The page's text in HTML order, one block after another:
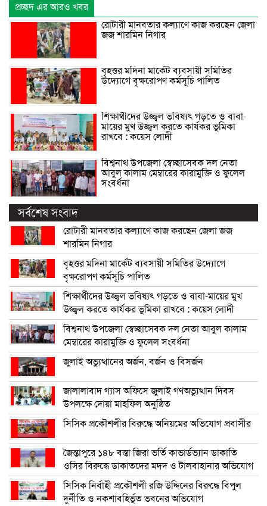
প্রচ্ছদ এর আরও খবর
রোটারী মানবতার কল্যাণে কাজ করছেন জেলা
জজ শারমিন নিগার
বৃহত্তর মদিনা মার্কেট ব্যবসায়ী সমিতির
উদ্যোগে বৃক্ষরোপণ কর্মসূচি পালিত
শিক্ষার্থীদের উজ্জ্বল ভবিষ্যৎ গড়তে ও বাবা-
মায়ের মুখ উজ্জ্বল করতে কার্যকর ভূমিকা
রাখবে : কয়েস লোদী
বিশ্বনাথ উপজেলা স্বেচ্ছাসেবক দল নেতা
আবুল কালাম মেম্বারের কারামুক্তি ও ফুলেল
সংবর্ধনা
সর্বশেষ সংবাদ
রোটারী মানবতার কল্যাণে কাজ করছেন জেলা জজ
শারমিন নিগার
বৃহত্তর মদিনা মার্কেট ব্যবসায়ী সমিতির উদ্যোগে
বৃক্ষরোপণ কর্মসূচি পালিত
শিক্ষার্থীদের উজ্জ্বল ভবিষ্যৎ গড়তে ও বাবা-মায়ের মুখ
উজ্জ্বল করতে কার্যকর ভূমিকা রাখবে : কয়েস লোদী
বিশ্বনাথ উপজেলা স্বেচ্ছাসেবক দল নেতা আবুল কালাম
মেম্বারের কারামুক্তি ও ফুলেল সংবর্ধনা
জুলাই অভ্যুত্থানের অর্জন, বর্জন ও বিসর্জন
জালালাবাদ গ্যাস অফিসে জুলাই গণঅভ্যুত্থান দিবস
উপলক্ষে দোয়া মাহফিল অনুষ্ঠিত
সিসিক প্রকৌশলীর বিরুদ্ধে অনিয়মের অভিযোগ প্রবাসীর
জৈন্তাপুরে ১৪৮ বস্তা জিরা ভর্তি কাভার্ডভ্যান ডাকাতি
ওসির বিরুদ্ধে ডাকাতদের মদদ ও টালবাহানার অভিযোগ
সিসিক নির্বাহী প্রকৌশলী রজি উদ্দিনের বিরুদ্ধে বিপুল
দুর্নীতি ও নকশাবহির্ভূত ভবনের অভিযোগ